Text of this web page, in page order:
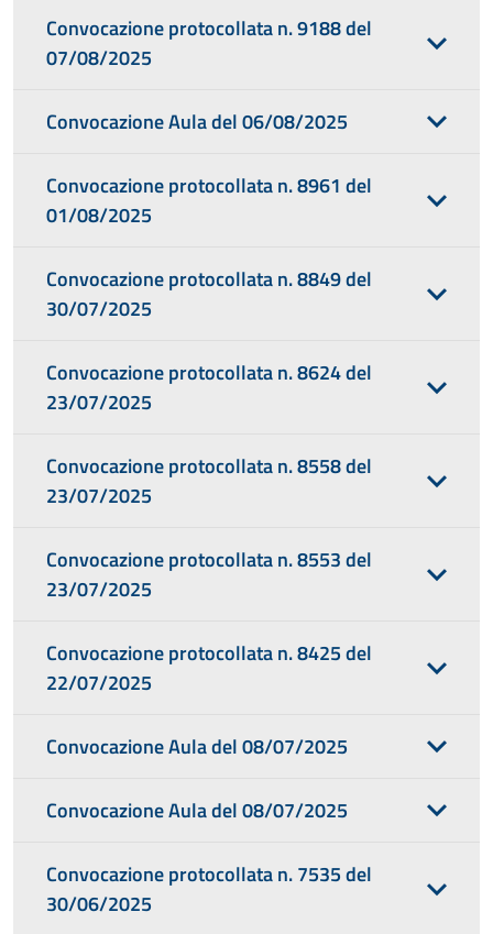
Convocazione protocollata n. 9188 del
07/08/2025
Convocazione Aula del 06/08/2025
Convocazione protocollata n. 8961 del
01/08/2025
Convocazione protocollata n. 8849 del
30/07/2025
Convocazione protocollata n. 8624 del
23/07/2025
Convocazione protocollata n. 8558 del
23/07/2025
Convocazione protocollata n. 8553 del
23/07/2025
Convocazione protocollata n. 8425 del
22/07/2025
Convocazione Aula del 08/07/2025
Convocazione Aula del 08/07/2025
Convocazione protocollata n. 7535 del
30/06/2025